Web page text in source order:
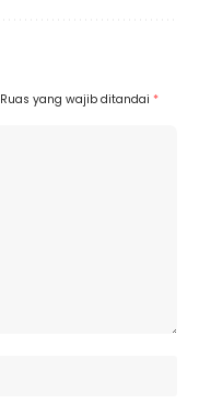
Ruas yang wajib ditandai *